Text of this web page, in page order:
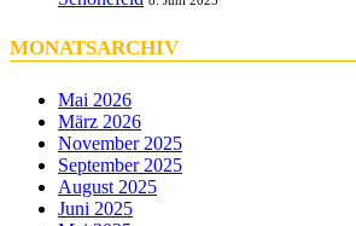
MONATSARCHIV
Mai 2026
März 2026
November 2025
September 2025
August 2025
Juni 2025